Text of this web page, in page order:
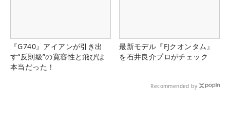
『G740』アイアンが引き出
す“反則級”の寛容性と飛びは
本当だった！
最新モデル『FJクオンタム』
を石井良介プロがチェック
Recommended by